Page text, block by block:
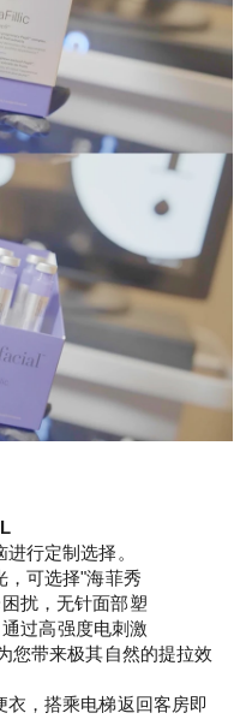
行定制选择。
，可选择"海菲秀
扰，无针面部塑
过高强度电刺激
您带来极其自然的提拉效
，搭乘电梯返回客房即